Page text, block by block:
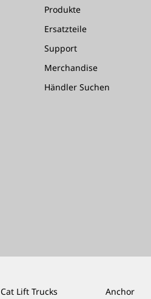
Produkte
Ersatzteile
Support
Merchandise
Händler Suchen
Cat Lift Trucks Anchor